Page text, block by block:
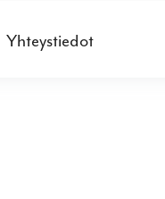
Yhteystiedot